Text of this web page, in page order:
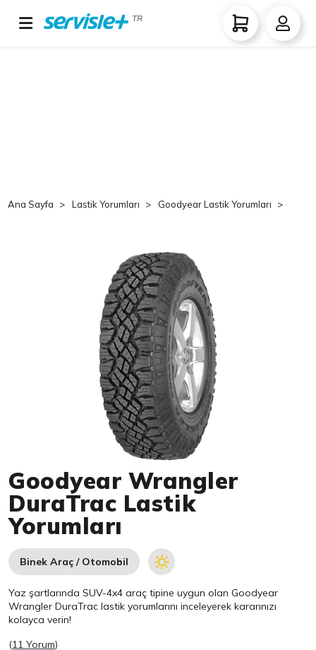
TR
Ana Sayfa Lastik Yorumları Goodyear Lastik Yorumları
Goodyear Wrangler
DuraTrac Lastik
Yorumları
Binek Araç / Otomobil
Yaz şartlarında SUV-4x4 araç tipine uygun olanGoodyear
Wrangler DuraTrac lastik yorumlarını inceleyerek kararınızı
kolayca verin!
(11 Yorum)